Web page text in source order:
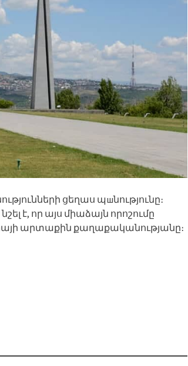
ցեղաս պшնությունը։
է, որ այս միաձայն որոշումը
արտաքին քաղաքականությանը։